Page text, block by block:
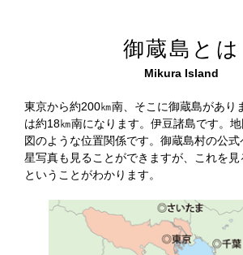
御蔵島とは
Mikura Island
東京から約200㎞南、そこに御蔵島があり
は約18㎞南になります。伊豆諸島です。
図のような位置関係です。御蔵島村の公
星写真も見ることができますが、これを
ということがわかります。